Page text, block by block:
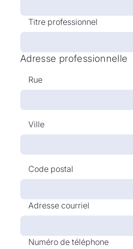
Titre professionnel
Adresse professionnelle
Rue
Ville
Code postal
Adresse courriel
Numéro de téléphone